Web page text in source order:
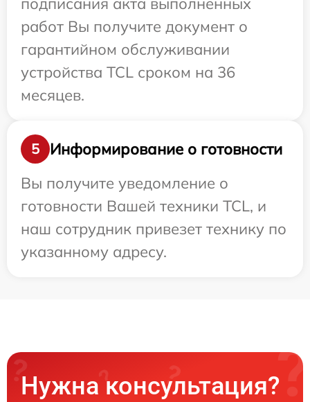
работ Вы получите документ о
гарантийном обслуживании
устройства TCL сроком на 36
месяцев.
5
Информирование о готовности
Вы получите уведомление о
готовности Вашей техники TCL, и
наш сотрудник привезет технику по
указанному адресу.
Нужна консультация?